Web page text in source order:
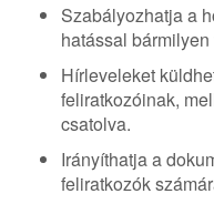
Szabályozhatja a
hatással
Hírleveleket
feliratkozóinak,
csatolva.
Irányíthatja a
feliratkozók